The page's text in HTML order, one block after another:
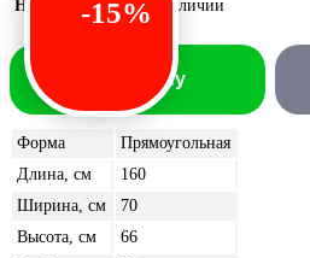
-15%
Наличие:
В наличии
В корзину
Форма
Прямоугольная
Длина, см
160
Ширина, см
70
Высота, см
66